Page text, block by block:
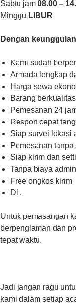
Sabtu jam 08.00 –
Minggu LIBUR
Dengan keunggulan
Kami sudah
Armada lengkap
Harga sewa
Barang
Pemesanan 24
Respon cepat
Siap survei lokasi
Pemesanan
Siap kirim dan
Tanpa biaya admin
Free ongkos kirim
Dll.
Untuk pemasangan
berpenglaman dan
tepat waktu.
Jadi jangan ragu
kami dalam setiap